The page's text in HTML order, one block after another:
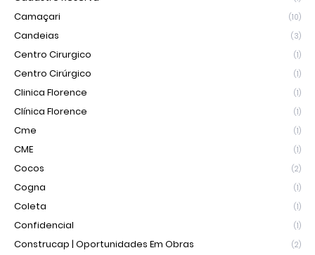
Camaçari (10)
Candeias (3)
Centro Cirurgico (1)
Centro Cirúrgico (1)
Clinica Florence (1)
Clínica Florence (1)
Cme (1)
CME (1)
Cocos (2)
Cogna (1)
Coleta (1)
Confidencial (1)
Construcap | Oportunidades Em Obras (2)